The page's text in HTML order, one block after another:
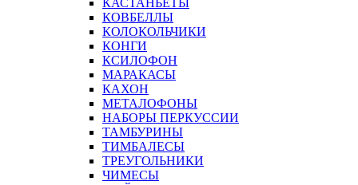
КОВБЕЛЛЫ
КОЛОКОЛЬЧИКИ
КОНГИ
КСИЛОФОН
МАРАКАСЫ
КАХОН
МЕТАЛОФОНЫ
НАБОРЫ ПЕРКУССИИ
ТАМБУРИНЫ
ТИМБАЛЕСЫ
ТРЕУГОЛЬНИКИ
ЧИМЕСЫ